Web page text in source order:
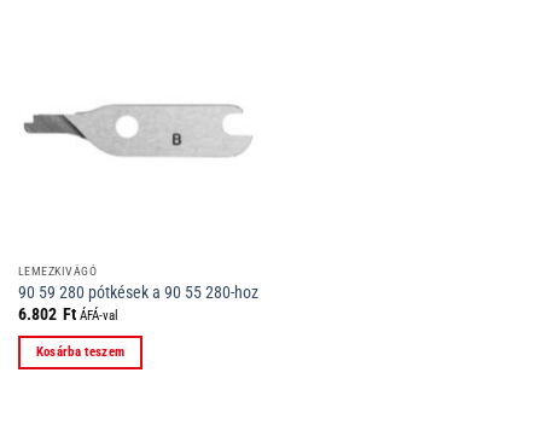
LEMEZKIVÁGÓ
90 59 280 pótkések a 90 55 280-hoz
6.802 Ft ÁFÁ-val
Kosárba teszem